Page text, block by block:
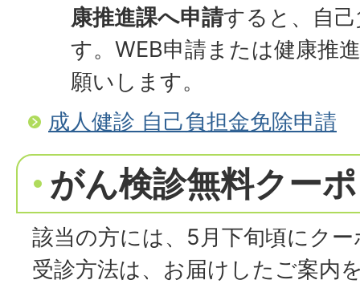
康推進課へ申請すると、自
す。WEB申請または健康推
願いします。
成人健診 自己負担金免除申請
がん検診無料クー
該当の方には、5月下旬頃にク
受診方法は、お届けしたご案内